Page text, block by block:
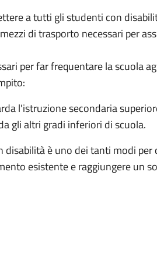
a tutti gli studenti con
di trasporto necessari per
per far frequentare la scuola
l'istruzione secondaria
gli altri gradi inferiori di scuola.
è uno dei tanti modi per
esistente e raggiungere un